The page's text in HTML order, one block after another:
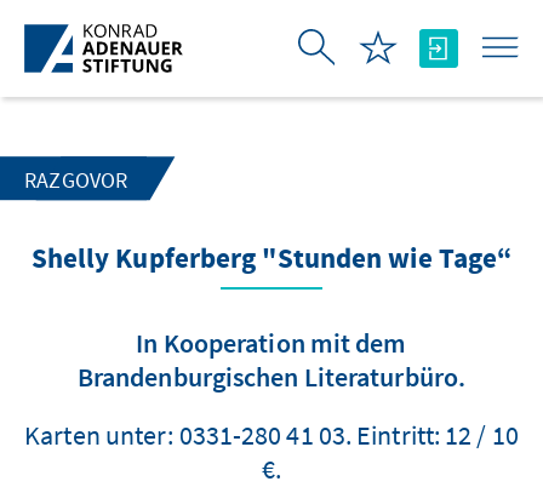
Skip to Main Content
RAZGOVOR
Shelly Kupferberg "Stunden wie Tage“
In Kooperation mit dem
Brandenburgischen Literaturbüro.
Karten unter: 0331-280 41 03. Eintritt: 12 / 10
€.